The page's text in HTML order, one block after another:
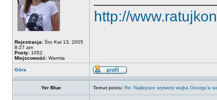
Rejestracja: Śro Kwi 13, 2005
8:27 am
Posty: 1052
Miejscowość: Warmia
http://
Góra
Yer Blue Temat postu: Re: Najlepsze wytwory wujka George'a